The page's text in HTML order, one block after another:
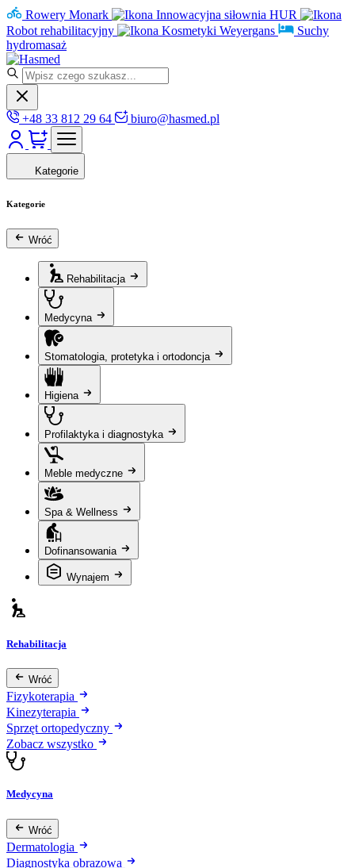
Rowery Monark
Innowacyjna siłownia HUR
Robot rehabilitacyjny
Kosmetyki Weyergans
Suchy
hydromasaż
+48 33 812 29 64 biuro@hasmed.pl
Kategorie
Kategorie
Wróć
Rehabilitacja
Medycyna
Stomatologia, protetyka i ortodoncja
Higiena
Profilaktyka i diagnostyka
Meble medyczne
Spa & Wellness
Dofinansowania
Wynajem
Rehabilitacja
Wróć
Fizykoterapia
Kinezyterapia
Sprzęt ortopedyczny
Zobacz wszystko
Medycyna
Wróć
Dermatologia
Diagnostyka obrazowa